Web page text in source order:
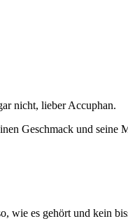
nicht, lieber Accuphan.
Geschmack und seine
wie es gehört und kein